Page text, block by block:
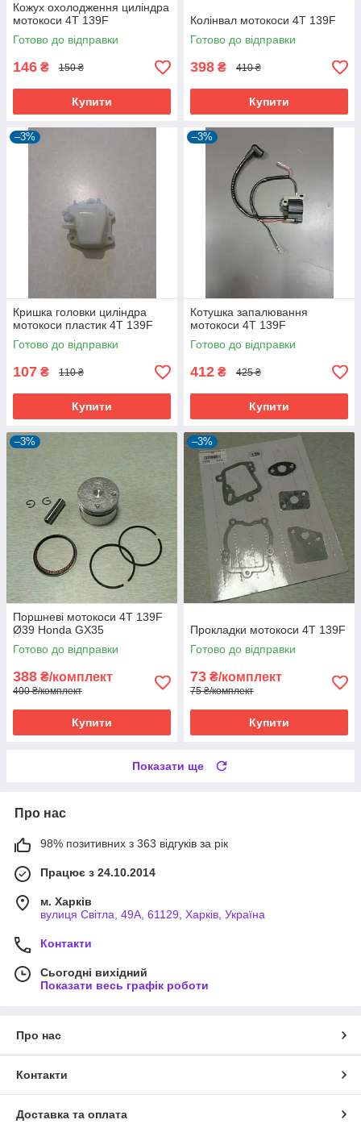
Кожух охолодження циліндра
мотокоси 4T 139F
Готово до відправки
146 ₴ 150 ₴
Купити
Колінвал мотокоси 4T 139F
Готово до відправки
398 ₴ 410 ₴
Купити
–3%
Кришка головки циліндра
мотокоси пластик 4T 139F
Готово до відправки
107 ₴ 110 ₴
Купити
–3%
Котушка запалювання
мотокоси 4T 139F
Готово до відправки
412 ₴ 425 ₴
Купити
–3%
Поршневі мотокоси 4T 139F
Ø39 Honda GX35
Готово до відправки
388 ₴/комплект
400 ₴/комплект
Купити
–3%
Прокладки мотокоси 4T 139F
Готово до відправки
73 ₴/комплект
75 ₴/комплект
Купити
Показати ще
Про нас
98% позитивних з 363 відгуків за рік
Працює з 24.10.2014
м. Харків
вулиця Світла, 49А, 61129, Харків, Україна
Контакти
Сьогодні вихідний
Показати весь графік роботи
Про нас
Контакти
Доставка та оплата